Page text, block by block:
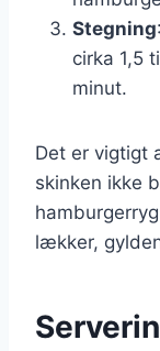
Stegning
cirka 1,5
minut.
Det er vigtigt
skinken ikke
lækker,